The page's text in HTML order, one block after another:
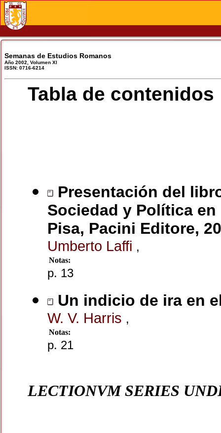
Semanas de Estudios Romanos
Año 2002, Volumen XI
ISSN: 0716-6214
Tabla de contenidos
Presentación del
Sociedad y Política en
Pisa, Pacini Editore,
Umberto Laffi ,
Notas:
p. 13
Un indicio de ira en
W. V. Harris ,
Notas:
p. 21
LECTIONVM SERIES